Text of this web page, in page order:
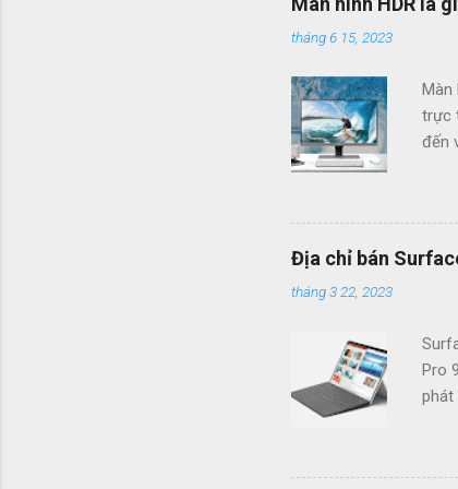
tháng 6 15, 2023
Màn
trực
đến
thiết
Địa chỉ bán
tháng 3 22, 2023
Pro
phát
thời